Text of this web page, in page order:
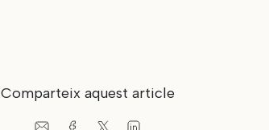
Comparteix aquest article